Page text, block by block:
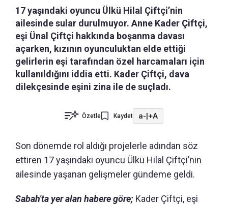
17 yaşındaki oyuncu Ülkü Hilal Çiftçi’nin
ailesinde sular durulmuyor. Anne Kader Çiftçi,
eşi Ünal Çiftçi hakkında boşanma davası
açarken, kızının oyunculuktan elde ettiği
gelirlerin eşi tarafından özel harcamaları için
kullanıldığını iddia etti. Kader Çiftçi, dava
dilekçesinde eşini zina ile de suçladı.
Özetle Kaydet a-|+A
Son dönemde rol aldığı projelerle adından söz
ettiren 17 yaşındaki oyuncu Ülkü Hilal Çiftçi’nin
ailesinde yaşanan gelişmeler gündeme geldi.
Sabah'ta yer alan habere göre; Kader Çiftçi, eşi